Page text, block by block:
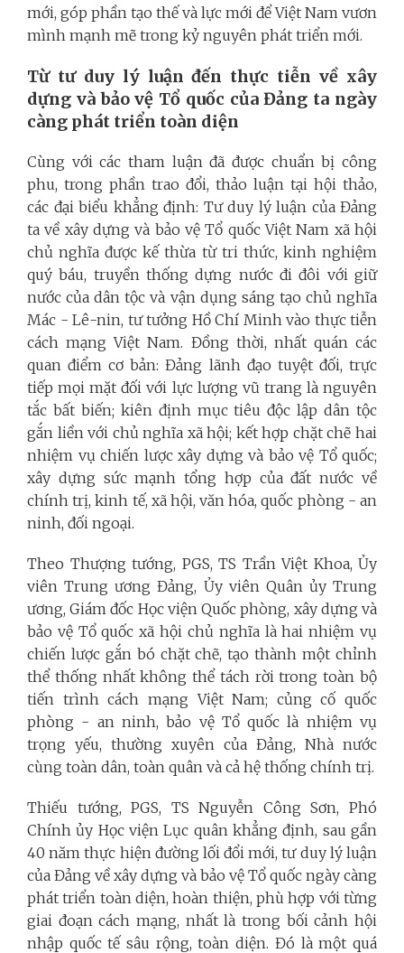
mới, góp phần tạo thế và lực mới để Việt Nam vươn
mình mạnh mẽ trong kỷ nguyên phát triển mới.
Từ tư duy lý luận đến thực tiễn về xây
dựng và bảo vệ Tổ quốc của Đảng ta ngày
càng phát triển toàn diện
Cùng với các tham luận đã được chuẩn bị công
phu, trong phần trao đổi, thảo luận tại hội thảo,
các đại biểu khẳng định: Tư duy lý luận của Đảng
ta về xây dựng và bảo vệ Tổ quốc Việt Nam xã hội
chủ nghĩa được kế thừa từ tri thức, kinh nghiệm
quý báu, truyền thống dựng nước đi đôi với giữ
nước của dân tộc và vận dụng sáng tạo chủ nghĩa
Mác - Lê-nin, tư tưởng Hồ Chí Minh vào thực tiễn
cách mạng Việt Nam. Đồng thời, nhất quán các
quan điểm cơ bản: Đảng lãnh đạo tuyệt đối, trực
tiếp mọi mặt đối với lực lượng vũ trang là nguyên
tắc bất biến; kiên định mục tiêu độc lập dân tộc
gắn liền với chủ nghĩa xã hội; kết hợp chặt chẽ hai
nhiệm vụ chiến lược xây dựng và bảo vệ Tổ quốc;
xây dựng sức mạnh tổng hợp của đất nước về
chính trị, kinh tế, xã hội, văn hóa, quốc phòng - an
ninh, đối ngoại.
Theo Thượng tướng, PGS, TS Trần Việt Khoa, Ủy
viên Trung ương Đảng, Ủy viên Quân ủy Trung
ương, Giám đốc Học viện Quốc phòng, xây dựng và
bảo vệ Tổ quốc xã hội chủ nghĩa là hai nhiệm vụ
chiến lược gắn bó chặt chẽ, tạo thành một chỉnh
thể thống nhất không thể tách rời trong toàn bộ
tiến trình cách mạng Việt Nam; củng cố quốc
phòng - an ninh, bảo vệ Tổ quốc là nhiệm vụ
trọng yếu, thường xuyên của Đảng, Nhà nước
cùng toàn dân, toàn quân và cả hệ thống chính trị.
Thiếu tướng, PGS, TS Nguyễn Công Sơn, Phó
Chính ủy Học viện Lục quân khẳng định, sau gần
40 năm thực hiện đường lối đổi mới, tư duy lý luận
của Đảng về xây dựng và bảo vệ Tổ quốc ngày càng
phát triển toàn diện, hoàn thiện, phù hợp với từng
giai đoạn cách mạng, nhất là trong bối cảnh hội
nhập quốc tế sâu rộng, toàn diện. Đó là một quá